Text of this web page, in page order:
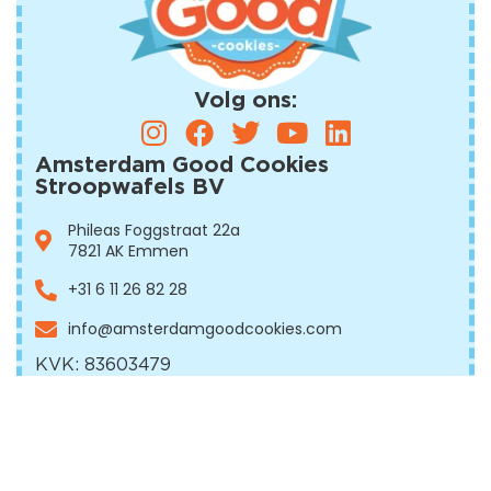
r
de
ke,
ct
Volg ons:
Amsterdam Good Cookies
Stroopwafels BV
Phileas Foggstraat 22a
7821 AK Emmen
+31 6 11 26 82 28
info@amsterdamgoodcookies.com
KVK: 83603479